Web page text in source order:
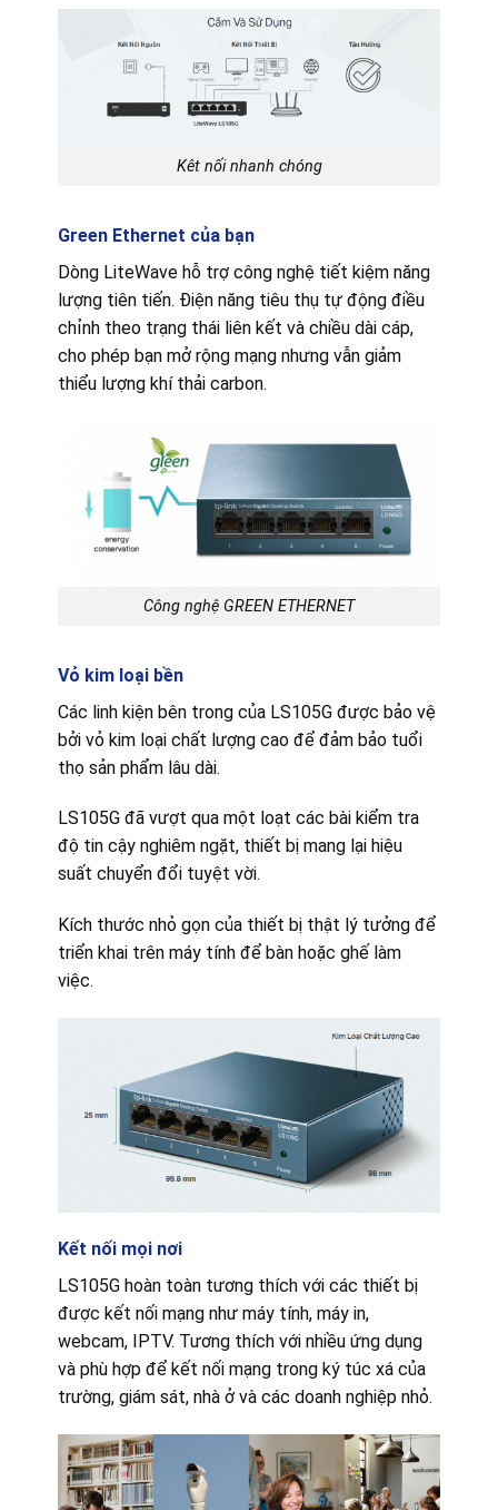
Kêt nối nhanh chóng
Green Ethernet của bạn
Dòng LiteWave hỗ trợ công nghệ tiết kiệm năng
lượng tiên tiến. Điện năng tiêu thụ tự động điều
chỉnh theo trạng thái liên kết và chiều dài cáp,
cho phép bạn mở rộng mạng nhưng vẫn giảm
thiểu lượng khí thải carbon.
Công nghệ GREEN ETHERNET
Vỏ kim loại bền
Các linh kiện bên trong của LS105G được bảo vệ
bởi vỏ kim loại chất lượng cao để đảm bảo tuổi
thọ sản phẩm lâu dài.
LS105G đã vượt qua một loạt các bài kiểm tra
độ tin cậy nghiêm ngặt, thiết bị mang lại hiệu
suất chuyển đổi tuyệt vời.
Kích thước nhỏ gọn của thiết bị thật lý tưởng để
triển khai trên máy tính để bàn hoặc ghế làm
việc.
Kết nối mọi nơi
LS105G hoàn toàn tương thích với các thiết bị
được kết nối mạng như máy tính, máy in,
webcam, IPTV. Tương thích với nhiều ứng dụng
và phù hợp để kết nối mạng trong ký túc xá của
trường, giám sát, nhà ở và các doanh nghiệp nhỏ.